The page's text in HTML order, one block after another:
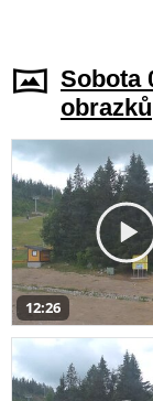
Sobota
obrazků
12:26